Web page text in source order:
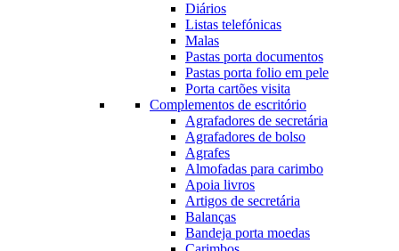
Diários
Listas telefónicas
Malas
Pastas porta documentos
Pastas porta folio em pele
Porta cartões visita
Complementos de escritório
Agrafadores de secretária
Agrafadores de bolso
Agrafes
Almofadas para carimbo
Apoia livros
Artigos de secretária
Balanças
Bandeja porta moedas